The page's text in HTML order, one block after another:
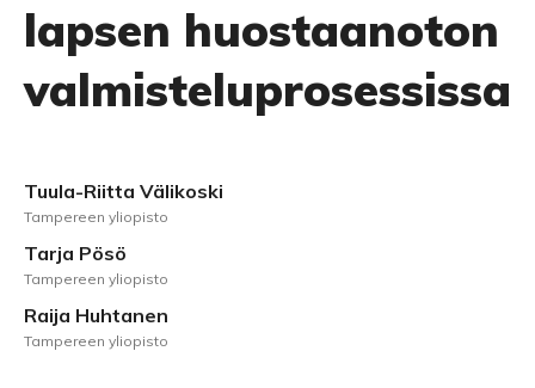
lapsen huostaanoton
valmisteluprosessissa
Tuula-Riitta Välikoski
Tampereen yliopisto
Tarja Pösö
Tampereen yliopisto
Raija Huhtanen
Tampereen yliopisto